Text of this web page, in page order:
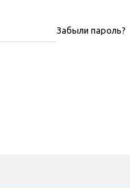
Забыли пароль?